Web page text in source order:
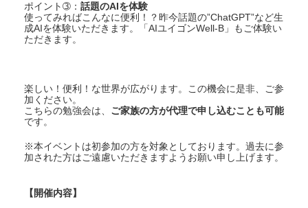
ポイント➂： 話題のAIを体験
使ってみればこんなに便利！？昨今話題の”ChatGPT”など生
成AIを体験いただきます。「AIユイゴンWell-B」もご体験い
ただきます。
楽しい！便利！な世界が広がります。この機会に是非、ご参
加ください。
こちらの勉強会は、 ご家族の方が代理で申し込むことも可能
です。
※本イベントは初参加の方を対象としております。過去に参
加された方はご遠慮いただきますようお願い申し上げます。
【開催内容】